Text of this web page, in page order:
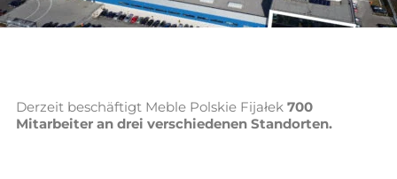
Derzeit beschäftigt Meble Polskie Fijałek 700
Mitarbeiter an drei verschiedenen Standorten.